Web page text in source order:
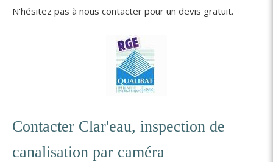
N'hésitez pas à nous contacter pour un devis gratuit.
Contacter Clar'eau, inspection de
canalisation par caméra